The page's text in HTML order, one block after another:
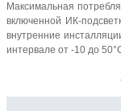
Максимальная
включенной ИК-
внутренние
интервале от -10 до